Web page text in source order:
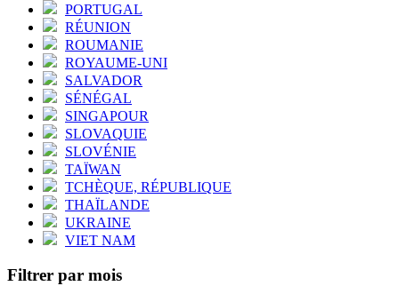
PORTUGAL
RÉUNION
ROUMANIE
ROYAUME-UNI
SALVADOR
SÉNÉGAL
SINGAPOUR
SLOVAQUIE
SLOVÉNIE
TAÏWAN
TCHÈQUE, RÉPUBLIQUE
THAÏLANDE
UKRAINE
VIET NAM
Filtrer par mois